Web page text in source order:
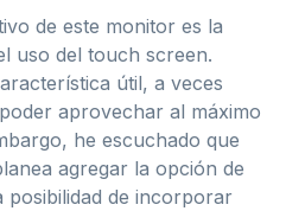
de este monitor es la
uso del touch screen.
útil, a veces
aprovechar al máximo
he escuchado que
agregar la opción de
de incorporar